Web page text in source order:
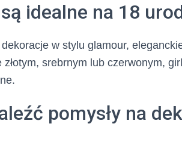
idealne na 18
w stylu glamour,
srebrnym lub czerwonym,
pomysły na